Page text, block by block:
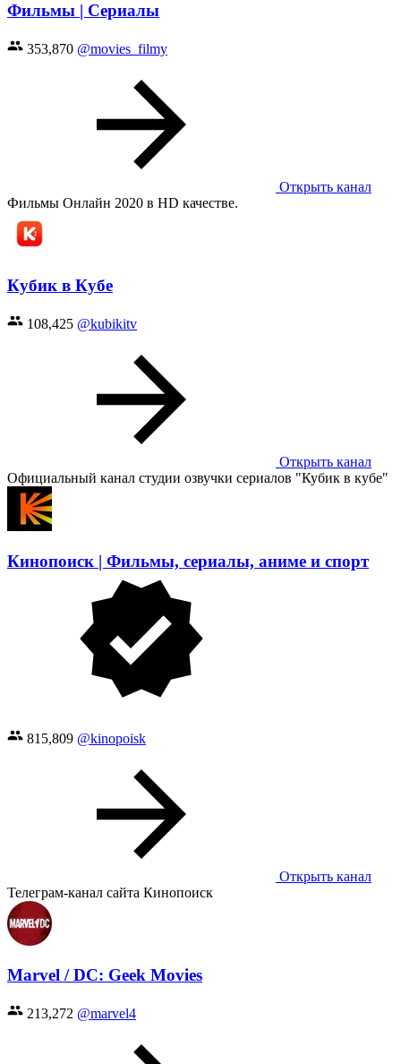
Фильмы | Сериалы
353,870 @movies_filmy
Открыть канал
Фильмы Онлайн 2020 в HD качестве.
Кубик в Кубе
108,425 @kubikitv
Открыть канал
Официальный канал студии озвучки сериалов "Кубик в кубе"
Кинопоиск | Фильмы, сериалы, аниме и спорт
815,809 @kinopoisk
Открыть канал
Телеграм-канал сайта Кинопоиск
Marvel / DC: Geek Movies
213,272 @marvel4